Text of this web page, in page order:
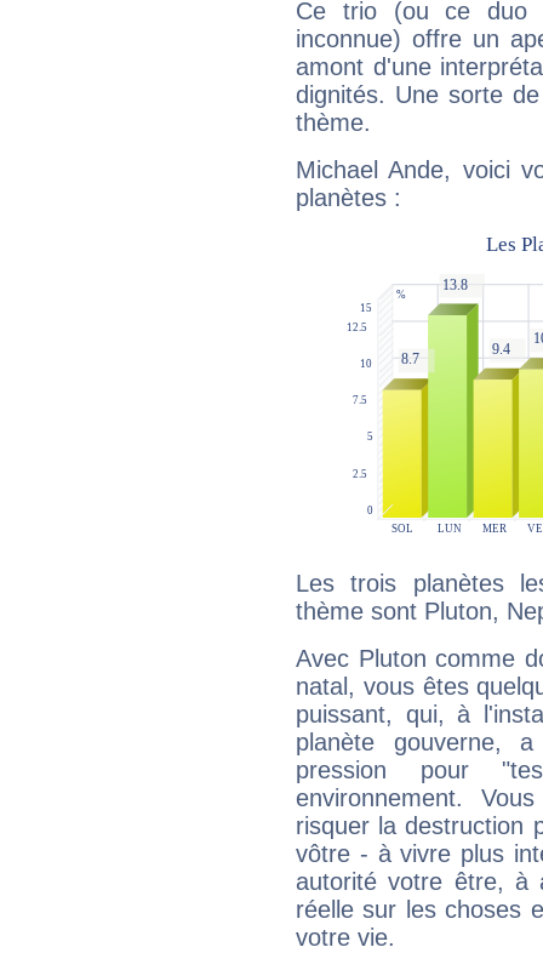
Ce trio (ou ce duo
inconnue) offre un
amont d'une
dignités. Une sorte
thème.
Michael Ande, voici
planètes :
Les trois planètes
thème sont Pluton,
Avec Pluton comme
natal, vous êtes
puissant, qui, à
planète gouverne,
pression pour
environnement.
risquer la destruction
vôtre - à vivre plus
autorité votre être, à
réelle sur les choses
votre vie.